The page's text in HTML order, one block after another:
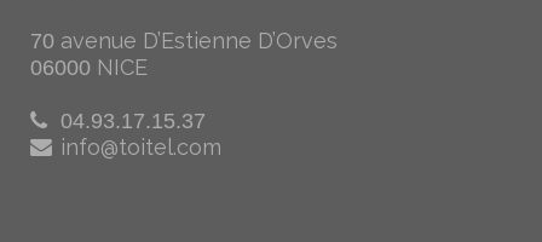
70 avenue D’Estienne D’Orves
06000 NICE
04.93.17.15.37
info@toitel.com